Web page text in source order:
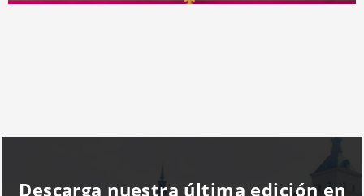
Descarga nuestra última edición en